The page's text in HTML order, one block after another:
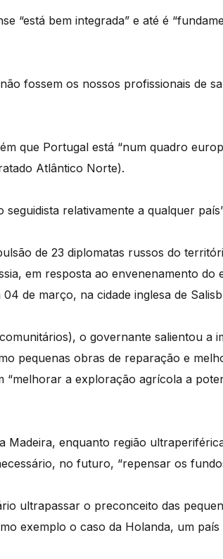
“está bem integrada” e até é
fossem os nossos profissionais de
que Portugal está “num quadro
Atlântico Norte).
relativamente a qualquer
de 23 diplomatas russos do
em resposta ao envenenamento do
de março, na cidade inglesa de
o governante salientou a
pequenas obras de reparação e
“melhorar a exploração agrícola a
Madeira, enquanto região
no futuro, “repensar os
ultrapassar o preconceito das
exemplo o caso da Holanda, um país